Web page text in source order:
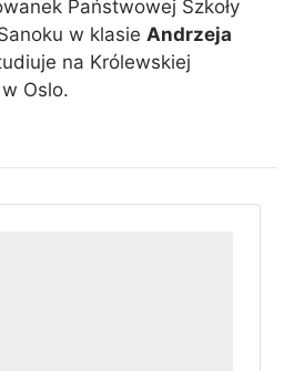
Państwowej Szkoły
w klasie Andrzeja
na Królewskiej
Oslo.